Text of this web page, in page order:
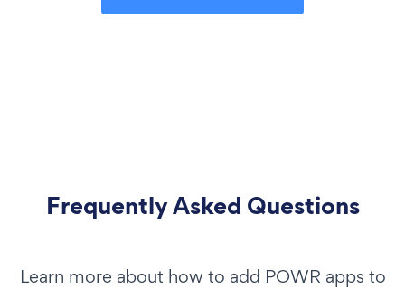
Frequently Asked Questions
Learn more about how to add POWR apps to